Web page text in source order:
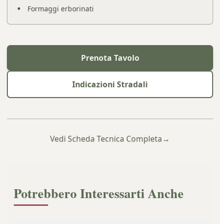
Formaggi erborinati
Prenota Tavolo
Indicazioni Stradali
Vedi Scheda Tecnica Completa→
Potrebbero Interessarti Anche